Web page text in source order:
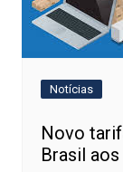
Notícias
Novo
Brasil aos